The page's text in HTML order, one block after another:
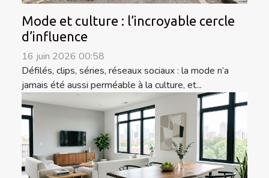
Mode et culture : l’incroyable cercle
d’influence
16 juin 2026 00:58
Défilés, clips, séries, réseaux sociaux : la mode n’a
jamais été aussi perméable à la culture, et...